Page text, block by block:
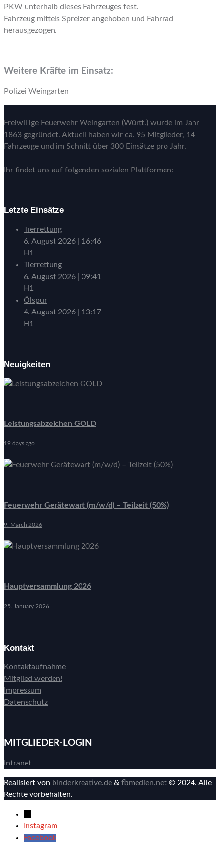
PKW unterhalb dieses Fahrzeuges fest.
Fahrzeug mittels Spreizer angehoben und Fahrrad
herausgezogen.
Weitere Kräfte im Einsatz:
Polizei Weingarten
Freiwillige Feuerwehr Weingarten (Württ.) wurde im Jahr
1863 gegründet. Aktuell haben wir ca. 95 Mitglieder, 14
Fahrzeuge und im Schnitt über 300 Einsätze pro Jahr.
Ihr findet uns auf folgenden sozialen Plattformen:
Letzte Einsätze
Tierrettung
6. August 2026
16:46
H1
Tierrettung
6. August 2026
09:41
H1
Ölspur
4. August 2026
13:17
H1
Neuigkeiten
Leistungsabzeichen GOLD
19 days ago
Feuerwehr Gerätewart (m/w/d) – Teilzeit (50%)
9. March 2026
Hauptversammlung 2026
25. January 2026
Kontakt
Kontaktaufnahme
Mitglied werden!
Impressum
Datenschutz
MITGLIEDER-LOGIN
Intranet
Realisiert von binderkreative.de & fbmedien.net © 2024. Alle
Rechte vorbehalten.
Instagram
Facebook